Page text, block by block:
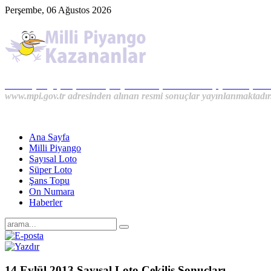
Perşembe, 06 Ağustos 2026
www.mpi.gov.tr adresinden alınan resmi sonuçlar
Ana Sayfa
Milli Piyango
Sayısal Loto
Süper Loto
Şans Topu
On Numara
Haberler